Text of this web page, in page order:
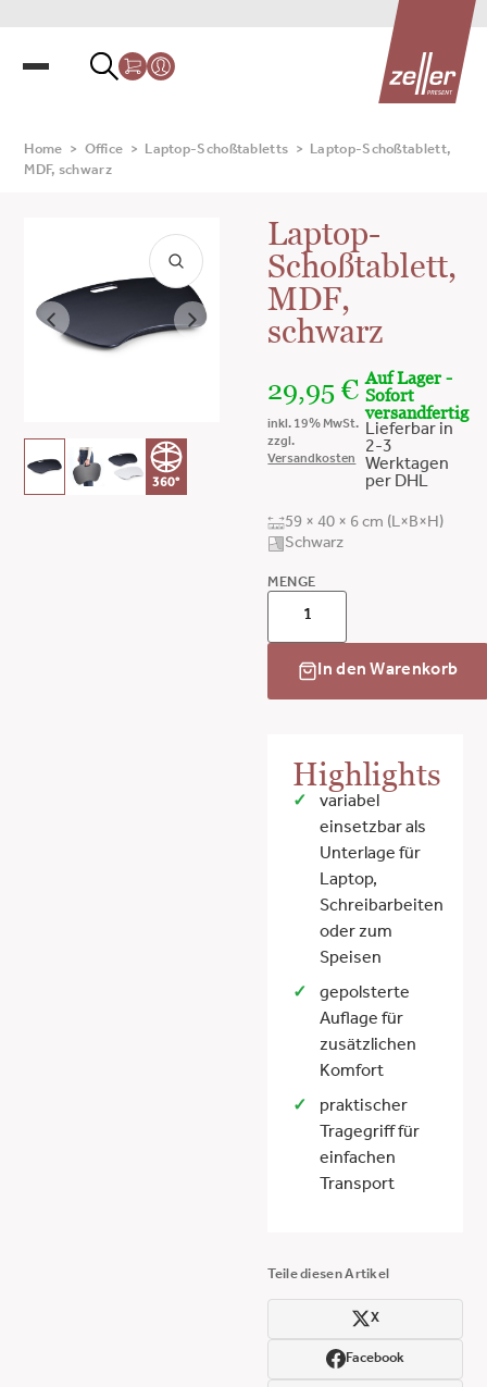
Home > Office > Laptop-Schoßtabletts >
Laptop-Schoßtablett,
MDF, schwarz
360°
Laptop-
Schoßtablett,
MDF,
schwarz
29,95€
inkl. 19% MwSt.
zzgl.
Versandkosten
Auf Lager -
Sofort
versandfertig
Lieferbar in
2-3
Werktagen
per DHL
59 × 40 × 6 cm (L×B×H)
Schwarz
MENGE
In den Warenkorb
Highlights
variabel
einsetzbar als
Unterlage für
Laptop,
Schreibarbeiten
oder zum
Speisen
gepolsterte
Auflage für
zusätzlichen
Komfort
praktischer
Tragegriff für
einfachen
Transport
Teile diesen Artikel
X
Facebook